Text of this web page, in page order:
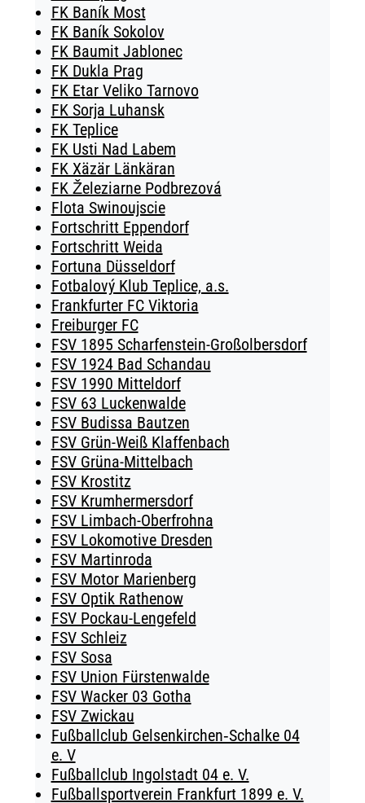
FK Baník Most
FK Baník Sokolov
FK Baumit Jablonec
FK Dukla Prag
FK Etar Veliko Tarnovo
FK Sorja Luhansk
FK Teplice
FK Usti Nad Labem
FK Xäzär Länkäran
FK Železiarne Podbrezová
Flota Swinoujscie
Fortschritt Eppendorf
Fortschritt Weida
Fortuna Düsseldorf
Fotbalový Klub Teplice, a.s.
Frankfurter FC Viktoria
Freiburger FC
FSV 1895 Scharfenstein-Großolbersdorf
FSV 1924 Bad Schandau
FSV 1990 Mitteldorf
FSV 63 Luckenwalde
FSV Budissa Bautzen
FSV Grün-Weiß Klaffenbach
FSV Grüna-Mittelbach
FSV Krostitz
FSV Krumhermersdorf
FSV Limbach-Oberfrohna
FSV Lokomotive Dresden
FSV Martinroda
FSV Motor Marienberg
FSV Optik Rathenow
FSV Pockau-Lengefeld
FSV Schleiz
FSV Sosa
FSV Union Fürstenwalde
FSV Wacker 03 Gotha
FSV Zwickau
Fußballclub Gelsenkirchen‑Schalke 04
e. V
Fußballclub Ingolstadt 04 e. V.
Fußballsportverein Frankfurt 1899 e. V.